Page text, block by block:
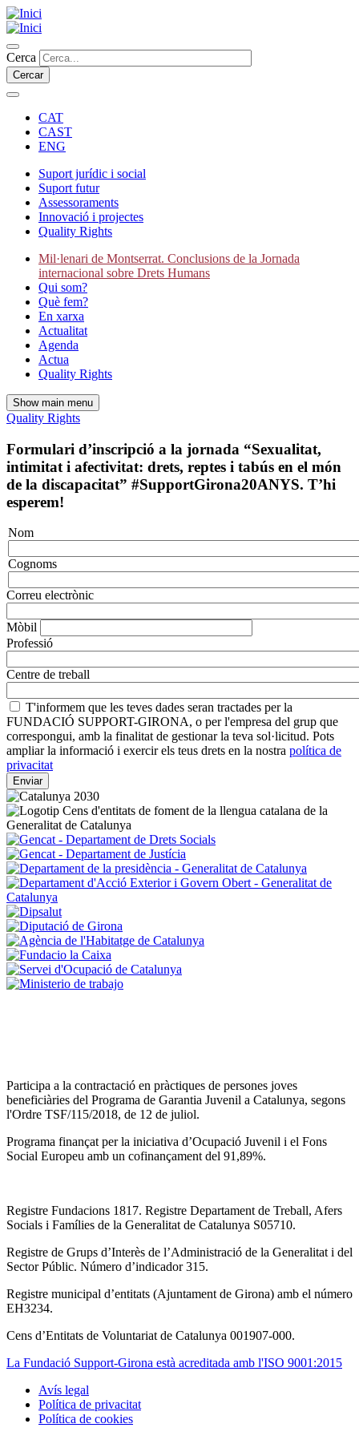
Vés
al
contingut
Cercar
Cerca
CAT
CAST
ENG
Secondary
navigation
Suport jurídic i social
Suport futur
Assessoraments
Innovació i projectes
Quality Rights
Main
navigation
Mil·lenari de Montserrat. Conclusions de la Jornada
internacional sobre Drets Humans
Qui som?
Què fem?
En xarxa
Actualitat
Agenda
Actua
Quality Rights
Show main menu
Quality Rights
Formulari d’inscripció a la jornada “Sexualitat,
intimitat i afectivitat: drets, reptes i tabús en el món
de la discapacitat” #SupportGirona20ANYS. T’hi
esperem!
Nom
cognoms
Nom
Cognoms
Correu electrònic
Mòbil
Professió
Centre de treball
T'informem que les teves dades seran tractades per la
FUNDACIÓ SUPPORT-GIRONA, o per l'empresa del grup que
correspongui, amb la finalitat de gestionar la teva sol·licitud. Pots
ampliar la informació i exercir els teus drets en la nostra política de
privacitat
Participa a la contractació en pràctiques de persones joves
beneficiàries del Programa de Garantia Juvenil a Catalunya, segons
l'Ordre TSF/115/2018, de 12 de juliol.
Programa finançat per la iniciativa d’Ocupació Juvenil i el Fons
Social Europeu amb un cofinançament del 91,89%.
Registre Fundacions 1817. Registre Departament de Treball, Afers
Socials i Famílies de la Generalitat de Catalunya S05710.
Registre de Grups d’Interès de l’Administració de la Generalitat i del
Sector Públic. Número d’indicador 315.
Registre municipal d’entitats (Ajuntament de Girona) amb el número
EH3234.
Cens d’Entitats de Voluntariat de Catalunya 001907-000.
La Fundació Support-Girona està acreditada amb l'ISO 9001:2015
Tertiary
navigation
Avís legal
Política de privacitat
Política de cookies